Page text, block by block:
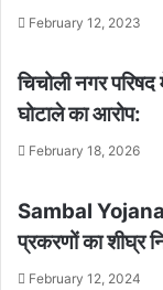
February 12, 2023
चिचोली नगर परिषद
घोटाले का आरोप:
February 18, 2026
Sambal Yojana:
प्रकरणों का शीघ्र
February 12, 2024